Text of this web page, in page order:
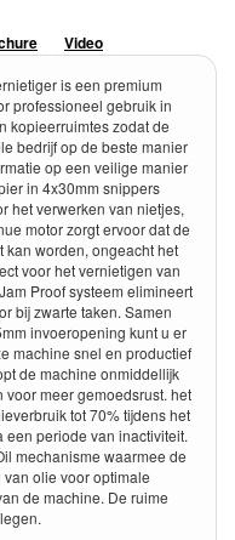
Video
is een premium
professioneel gebruik in
kopieerruimtes zodat de
bedrijf op de beste manier
op een veilige manier
in 4x30mm snippers
het verwerken van nietjes,
motor zorgt ervoor dat de
kan worden, ongeacht het
voor het vernietigen van
Proof systeem elimineert
bij zwarte taken. Samen
invoeropening kunt u er
machine snel en productief
de machine onmiddellijk
meer gemoedsrust. het
tot 70% tijdens het
periode van inactiviteit.
mechanisme waarmee de
olie voor optimale
de machine. De ruime